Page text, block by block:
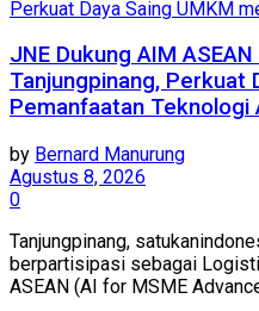
JNE Dukung AIM
Tanjungpinang, Perkuat
Pemanfaatan Teknologi
by Bernard Manurung
Agustus 8, 2026
0
Tanjungpinang,
berpartisipasi sebagai
ASEAN (AI for MSME